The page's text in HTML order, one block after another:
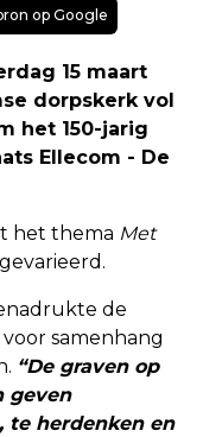
op Google
15 maart
dorpskerk vol
het 150-jarig
Ellecom - De
het thema Met
de
samenhang
“De graven op
geven
te herdenken en